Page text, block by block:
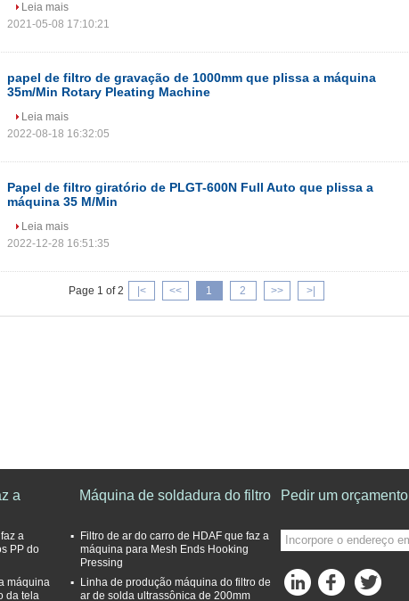
Leia mais
2021-05-08 17:10:21
papel de filtro de gravação de 1000mm que plissa a máquina
35m/Min Rotary Pleating Machine
Leia mais
2022-08-18 16:32:05
Papel de filtro giratório de PLGT-600N Full Auto que plissa a
máquina 35 M/Min
Leia mais
2022-12-28 16:51:35
Page 1 of 2 |< << 1 2 >> >|
a
a
PP do
máquina
da tela
Máquina de soldadura do filtro
Filtro de ar do carro de HDAF que faz a
máquina para Mesh Ends Hooking
Pressing
Linha de produção máquina do filtro de
ar de solda ultrassônica de 200mm
Pedir um orçamento